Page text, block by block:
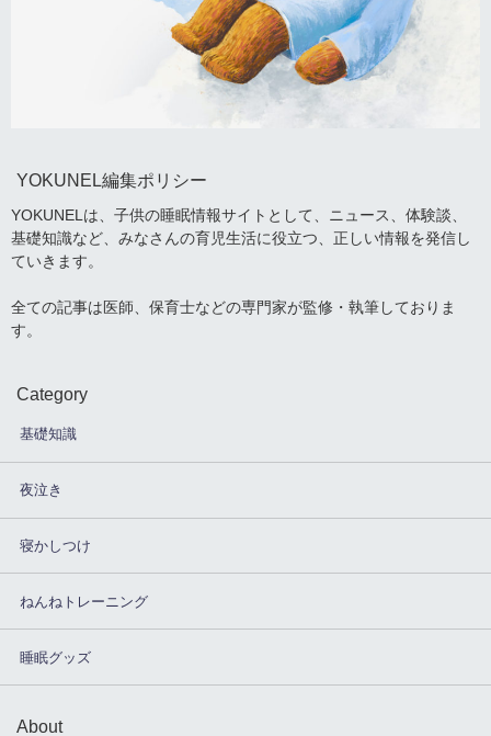
YOKUNEL編集ポリシー
YOKUNELは、子供の睡眠情報サイトとして、ニュース、体験談、
基礎知識など、みなさんの育児生活に役立つ、正しい情報を発信し
ていきます。
全ての記事は医師、保育士などの専門家が監修・執筆しておりま
す。
Category
基礎知識
夜泣き
寝かしつけ
ねんねトレーニング
睡眠グッズ
About